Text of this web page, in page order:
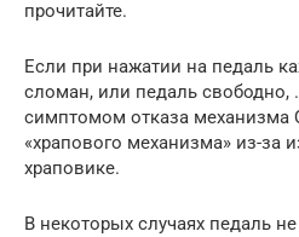
прочитайте.
Если при нажатии на педаль
сломан, или педаль свободно,
симптомом отказа механизма
«храпового механизма» из-за
храповике.
В некоторых случаях педаль